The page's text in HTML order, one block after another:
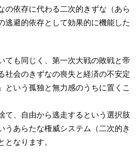
の依存に代わる二次的きずな（あら
逃避的依存として効果的に機能した
ても同じく、第一次大戦の敗戦と帝
社会のきずなの喪失と経済の不安定
という孤独と無力感のうちに置くこ
て、自由から逃走するという選択肢
うあらたな権威システム（二次的き
となります。